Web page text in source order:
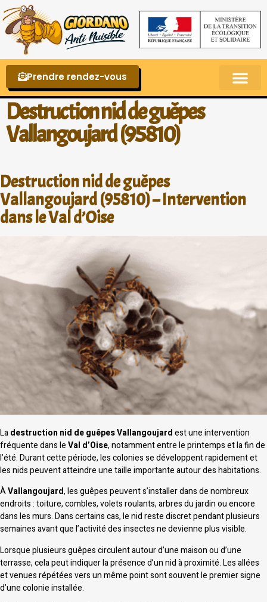
Prendre rendez-vous
Destruction nid de guêpes
Vallangoujard (95810)
Destruction nid de guêpes
Vallangoujard (95810) – Intervention
dans le Val d’Oise
Ladestruction nid de guêpes Vallangoujardest une intervention
fréquente dans leVal d’Oise, notamment entre le printemps et la fin de
l’été. Durant cette période, les colonies se développent rapidement et
les nids peuvent atteindre une taille importante autour des habitations.
ÀVallangoujard, les guêpes peuvent s’installer dans de nombreux
endroits : toiture, combles, volets roulants, arbres du jardin ou encore
dans les murs. Dans certains cas, le nid reste discret pendant plusieurs
semaines avant que l’activité des insectes ne devienne plus visible.
Lorsque plusieurs guêpes circulent autour d’une maison ou d’une
terrasse, cela peut indiquer la présence d’un nid à proximité. Les allées
et venues répétées vers un même point sont souvent le premier signe
d’une colonie installée.